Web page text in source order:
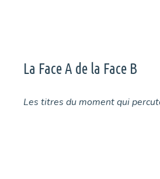
La Face A de la Face B
Les titres du moment qui